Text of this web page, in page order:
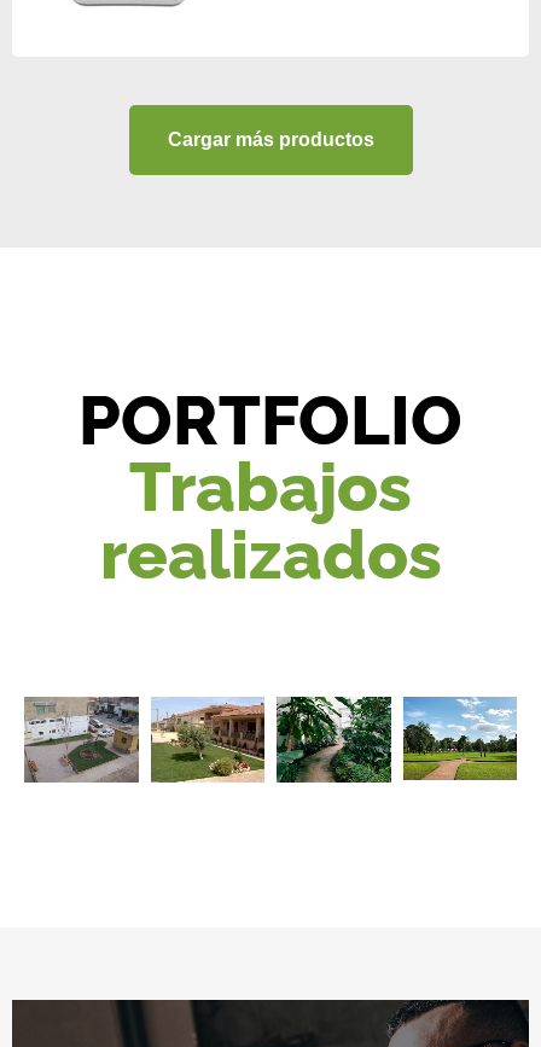
Cargar más productos
PORTFOLIO
Trabajos
realizados